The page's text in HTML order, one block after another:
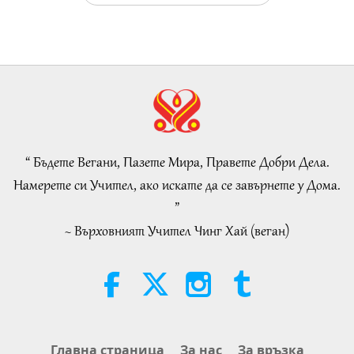
38:07
22:27
Islamic Ethics on Water:
of 2
Слова на Мъдростта 2026-08-05 Преглед
21:56
Beyond Calcium: The Everyday
The Moon: Our Bright Celestial
“ Бъдете Вегани, Пазете Мира, Правете Добри Дела.
Намерете си Учител, ако искате да се завърнете у Дома.
”
~ Върховният Учител Чинг Хай (веган)
Главна страница За нас За връзка